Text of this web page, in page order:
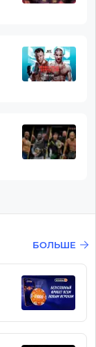
БОЛЬШЕ